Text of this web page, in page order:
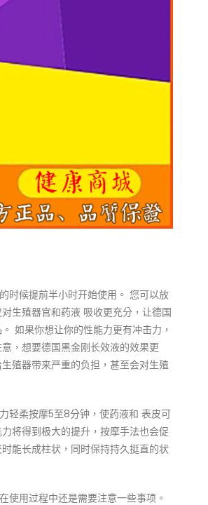
时候提前半小时开始使用。 您可以放
生殖器官和药液 吸收更充分，让德国
如果你想让你的性能力更有冲击力，
，想要德国黑金刚长效液的效果更
殖器带来严重的负担，甚至会对生殖
轻柔按摩5至8分钟，使药液和 表皮可
将得到极大的提升，按摩手法也会促
能长成柱状，同时保持持久挺直的状
使用过程中还是需要注意一些事项。